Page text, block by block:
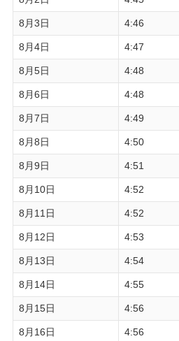
8月3日 4:46
8月4日 4:47
8月5日 4:48
8月6日 4:48
8月7日 4:49
8月8日 4:50
8月9日 4:51
8月10日 4:52
8月11日 4:52
8月12日 4:53
8月13日 4:54
8月14日 4:55
8月15日 4:56
8月16日 4:56